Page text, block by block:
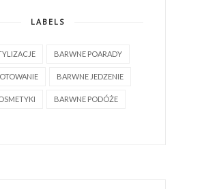
LABELS
BARWNE POARADY
BARWNE JEDZENIE
BARWNE PODÓŻE